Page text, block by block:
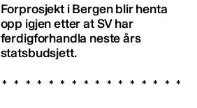
Forprosjekt i Bergen blir henta
opp igjen etter at SV har
ferdigforhandla neste års
statsbudsjett.